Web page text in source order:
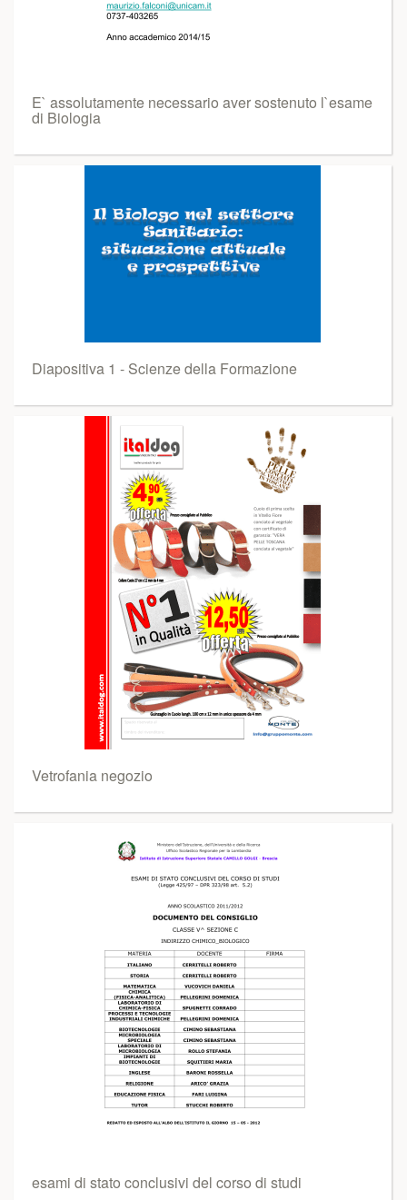
E` assolutamente necessario aver sostenuto l`esame
di Biologia
Diapositiva 1 - Scienze della Formazione
Vetrofania negozio
esami di stato conclusivi del corso di studi